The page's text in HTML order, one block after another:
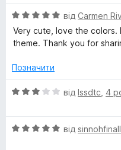
4
з
5
н
к
а
з
О
ц
к
5
від Carmen
Very cute, love the colors.
theme. Thank you for
Позначити
О
н
від lssdtc 4
О
від